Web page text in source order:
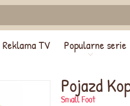
Reklama TV Popularne serie
Pojazd
Small Foot